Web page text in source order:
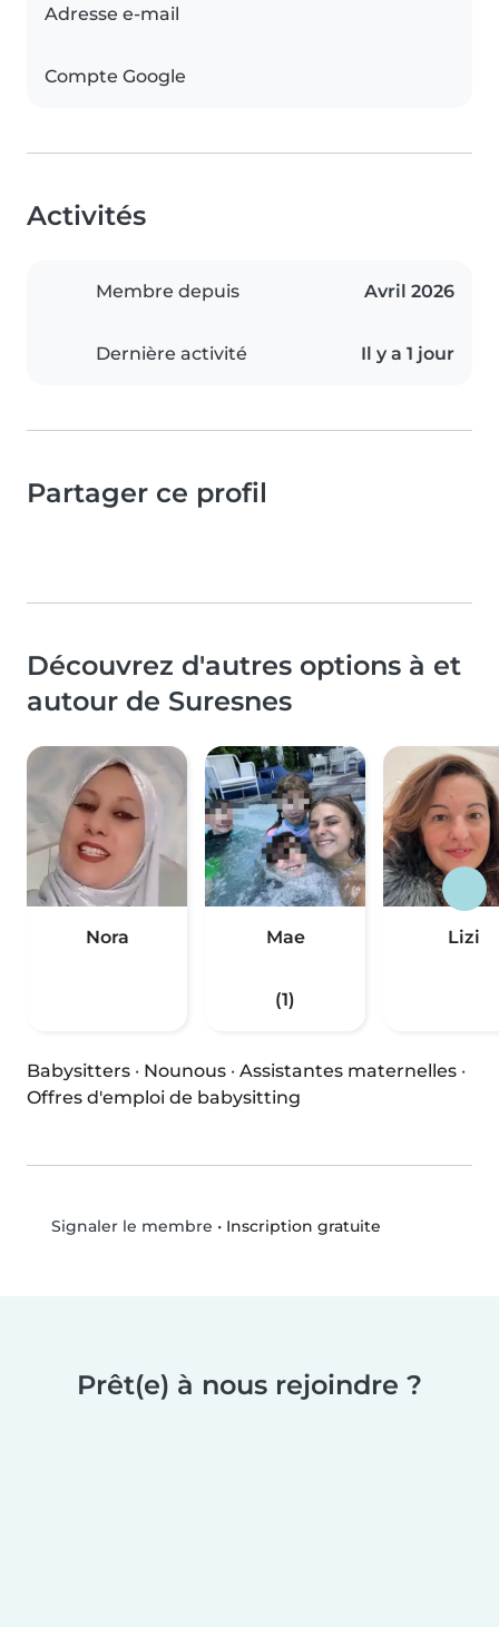
Adresse e-mail
Compte Google
Activités
Membre depuis Avril 2026
Dernière activité Il y a 1 jour
Partager ce profil
Découvrez d'autres options à et
autour de Suresnes
Nora Mae
(1)
Lizi
Babysitters · Nounous · Assistantes maternelles ·
Offres d'emploi de babysitting
Signaler le membre • Inscription gratuite
Prêt(e) à nous rejoindre ?